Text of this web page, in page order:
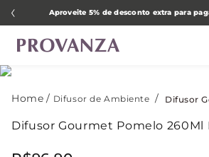
Aproveite 5% de desconto extra para
Difusor de Ambiente
Difusor Gourmet Pomelo 260Ml